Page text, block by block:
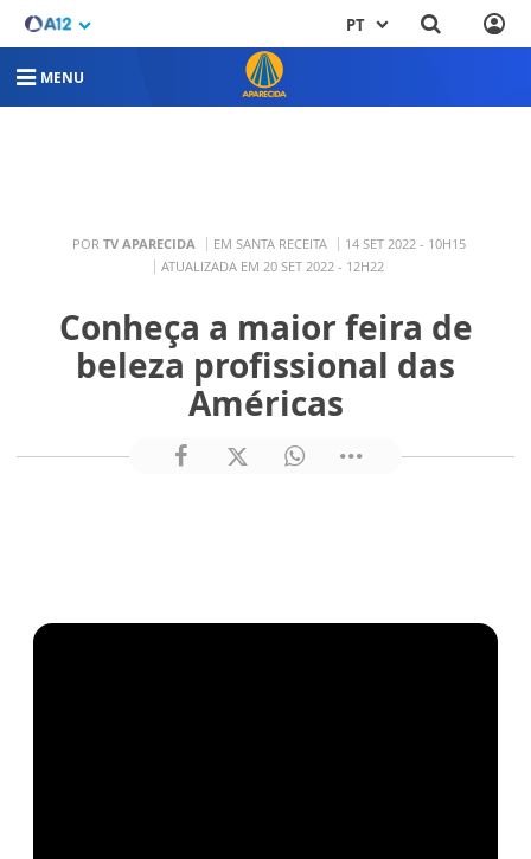
PT
MENU
POR TV APARECIDA EM SANTA RECEITA
14 SET 2022 - 10H15
ATUALIZADA EM 20 SET 2022 - 12H22
Conheça a maior feira de
beleza profissional das
Américas